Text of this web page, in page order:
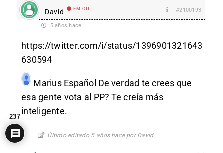
David EM Off #2100193
5 años hace
https://twitter.com/i/status/1396901321643
630594
Marius Español De verdad te crees que
esa gente vota al PP? Te creía más
inteligente.
Último editado 5 años hace por David
237